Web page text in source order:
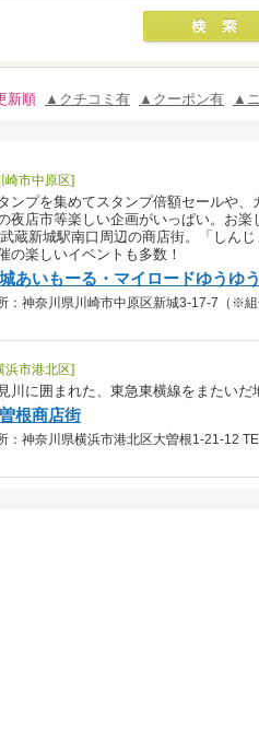
新順 ▲クチコミ有 ▲クーポン有 ▲
崎市中原区]
ンプを集めてスタンプ倍額セールや
夜店市等楽しい企画がいっぱい。お楽
蔵新城駅南口周辺の商店街。「しん
の楽しいイベントも多数！
あいもーる・マイロードゆうゆ
：神奈川県川崎市中原区新城3-17-7（※組
浜市港北区]
川に囲まれた、東急東横線をまたいだ
根商店街
：神奈川県横浜市港北区大曽根1-21-12